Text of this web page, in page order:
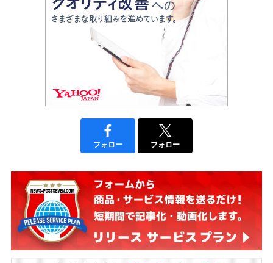
フォロー フォロー